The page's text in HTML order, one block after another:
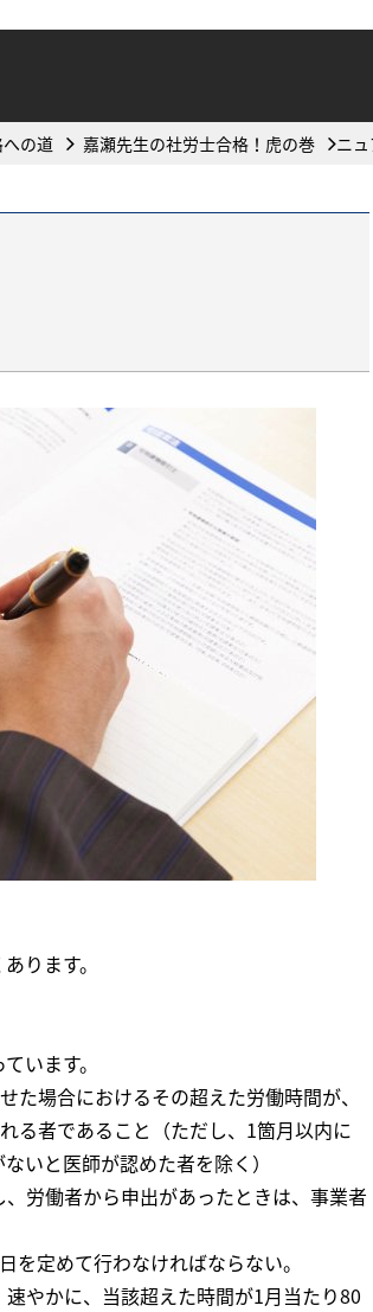
の道 嘉瀬先生の社労士合格！虎の巻 ニ
ります。
います。
場合におけるその超えた労働時間が、
る者であること（ただし、1箇月以内に
いと医師が認めた者を除く）
労働者から申出があったときは、事業者
定めて行わなければならない。
やかに、当該超えた時間が1月当たり80